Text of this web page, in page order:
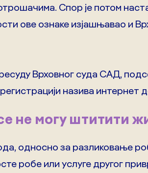
Спор је потом
ове ознаке изјашњавао и
Врховног суда САД,
назива интернет
не могу штитити
односно за разликовање
робе или услуге другог